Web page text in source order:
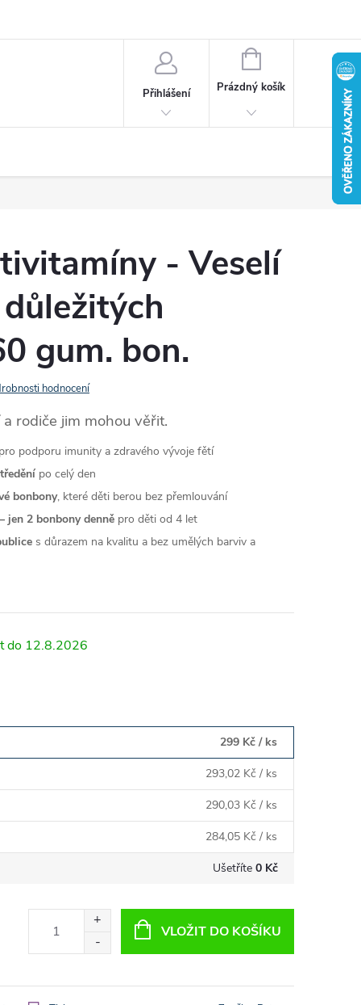
Přihlášení
NÁKUPNÍ
KOŠÍK
Prázdný košík
- Veselí
gum. bon.
hodnocení
rodiče jim mohou věřit.
podporu imunity a zdravého vývoje fětí
po celý den
bonbony, které děti berou bez přemlouvání
jen 2 bonbony denně pro děti od 4 let
s důrazem na kvalitu a bez umělých barviv a
12.8.2026
299 Kč / ks
293,02 Kč / ks
290,03 Kč / ks
284,05 Kč / ks
Ušetříte 0 Kč
VLOŽIT DO KOŠÍKU